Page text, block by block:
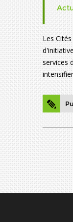
Les
services